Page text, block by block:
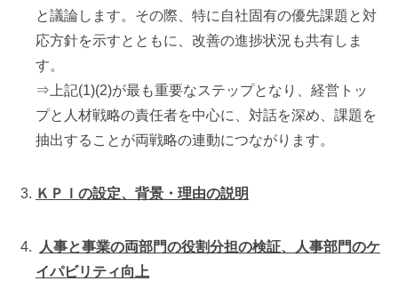
と議論します。その際、特に自社固有の優先課題と対
応方針を示すとともに、改善の進捗状況も共有しま
す。
⇒上記(1)(2)が最も重要なステップとなり、経営トッ
プと人材戦略の責任者を中心に、対話を深め、課題を
抽出することが両戦略の連動につながります。
ＫＰＩの設定、背景・理由の説明
人事と事業の両部門の役割分担の検証、人事部門のケ
イパビリティ向上